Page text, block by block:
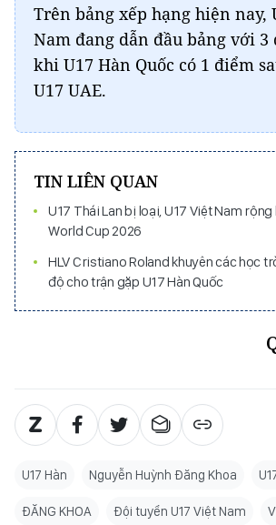
Trên bảng xếp hạng hiện nay,
Nam đang dẫn đầu bảng với
khi U17 Hàn Quốc có 1 điểm
U17 UAE.
TIN LIÊN QUAN
U17 Thái Lan bị loại, U17 Việt Nam
World Cup 2026
HLV Cristiano Roland khuyên các học
độ cho trận gặp U17 Hàn Quốc
U17 Hàn Nguyễn Huỳnh Đăng Khoa
ĐĂNG KHOA Đội tuyển U17 Việt Nam